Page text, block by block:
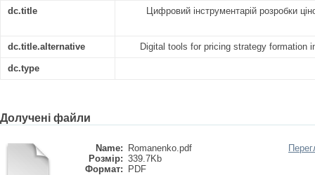
dc.title Цифровий інструментарій розробки
dc.title.alternative Digital tools for pricing strategy formation
dc.type
Долучені файли
Name:
Romanenko.pdf
Розмір: 339.7Kb
Формат:
PDF